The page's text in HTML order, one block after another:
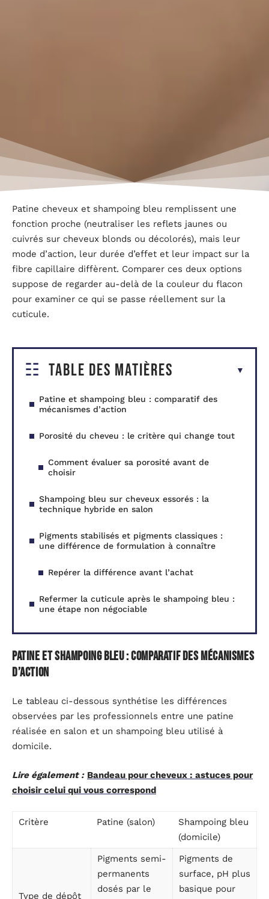
Patine cheveux et shampoing bleu remplissent une
fonction proche (neutraliser les reflets jaunes ou
cuivrés sur cheveux blonds ou décolorés), mais leur
mode d’action, leur durée d’effet et leur impact sur la
fibre capillaire diffèrent. Comparer ces deux options
suppose de regarder au-delà de la couleur du flacon
pour examiner ce qui se passe réellement sur la
cuticule.
Table des matières
Patine et shampoing bleu : comparatif des
mécanismes d’action
Porosité du cheveu : le critère qui change tout
Comment évaluer sa porosité avant de
choisir
Shampoing bleu sur cheveux essorés : la
technique hybride en salon
Pigments stabilisés et pigments classiques :
une différence de formulation à connaître
Repérer la différence avant l’achat
Refermer la cuticule après le shampoing bleu :
une étape non négociable
Patine et shampoing bleu : comparatif des mécanismes
d’action
Le tableau ci-dessous synthétise les différences
observées par les professionnels entre une patine
réalisée en salon et un shampoing bleu utilisé à
domicile.
Lire également : Bandeau pour cheveux : astuces pour
choisir celui qui vous correspond
Critère Patine (salon)
Shampoing bleu
(domicile)
Type de dépôt
Pigments semi-
permanents
dosés par le
Pigments de
surface, pH plus
basique pour